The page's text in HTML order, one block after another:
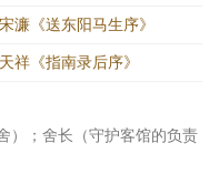
《送东阳马生序》
《指南录后序》
）；舍长（守护客馆的负责